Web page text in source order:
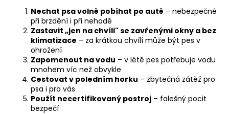
Nechat psa volně pobíhat po autě – nebezpečné
při brzdění i při nehodě
Zastavit „jen na chvíli" se zavřenými okny a bez
klimatizace – za krátkou chvílí může být pes v
ohrožení
Zapomenout na vodu – v létě pes potřebuje vodu
mnohem víc než obvykle
Cestovat v poledním horku – zbytečná zátěž pro
psa i pro vás
Použít necertifikovaný postroj – falešný pocit
bezpečí